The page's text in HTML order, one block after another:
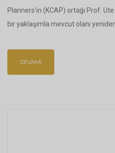
Planners’ın (KCAP) ortağı Prof.
bir yaklaşımla mevcut olanı
DEVAMI